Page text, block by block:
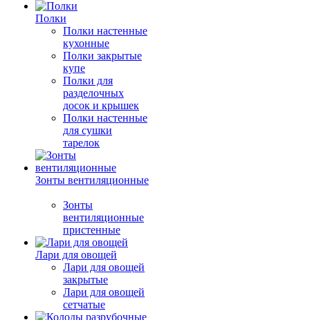
Полки
Полки настенные
кухонные
Полки закрытые
купе
Полки для
разделочных
досок и крышек
Полки настенные
для сушки
тарелок
Зонты вентиляционные
Зонты
вентиляционные
пристенные
Лари для овощей
Лари для овощей
закрытые
Лари для овощей
сетчатые